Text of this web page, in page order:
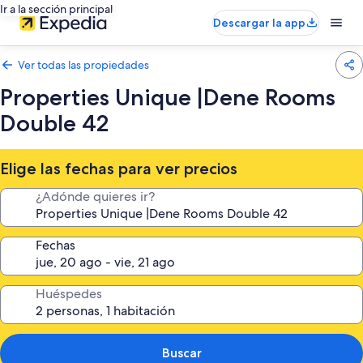
Ir a la sección principal
Descargar la app
Ver todas las propiedades
Properties Unique |Dene Rooms
Double 42
Elige las fechas para ver precios
¿Adónde quieres ir?
Fechas
Huéspedes
Buscar